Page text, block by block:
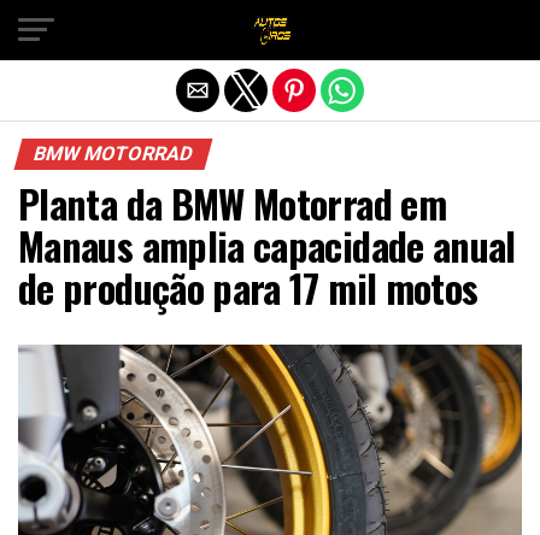
BMW MOTORRAD
Planta da BMW Motorrad em
Manaus amplia capacidade anual
de produção para 17 mil motos
Sair da versão mobile